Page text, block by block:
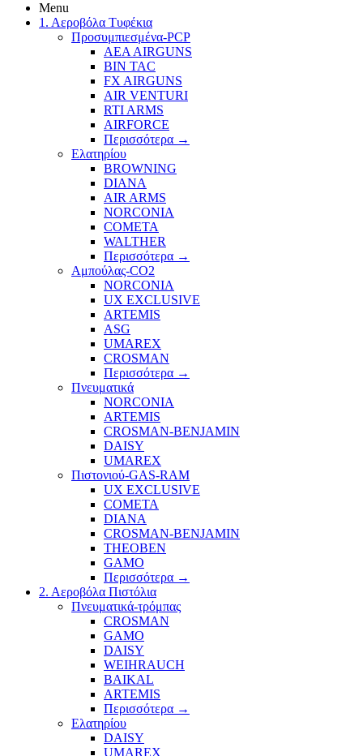
Menu
1. Αεροβόλα Τυφέκια
Προσυμπιεσμένα-PCP
AEA AIRGUNS
BIN TAC
FX AIRGUNS
AIR VENTURI
RTI ARMS
AIRFORCE
Περισσότερα →
Ελατηρίου
BROWNING
DIANA
AIR ARMS
NORCONIA
COMETA
WALTHER
Περισσότερα →
Αμπούλας-CO2
NORCONIA
UX EXCLUSIVE
ARTEMIS
ASG
UMAREX
CROSMAN
Περισσότερα →
Πνευματικά
NORCONIA
ARTEMIS
CROSMAN-BENJAMIN
DAISY
UMAREX
Πιστονιού-GAS-RAM
UX EXCLUSIVE
COMETA
DIANA
CROSMAN-BENJAMIN
THEOBEN
GAMO
Περισσότερα →
2. Αεροβόλα Πιστόλια
Πνευματικά-τρόμπας
CROSMAN
GAMO
DAISY
WEIHRAUCH
BAIKAL
ARTEMIS
Περισσότερα →
Ελατηρίου
DAISY
UMAREX